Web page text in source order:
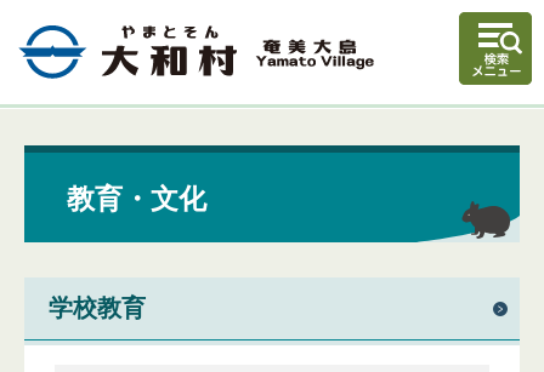
教育・文化
学校教育